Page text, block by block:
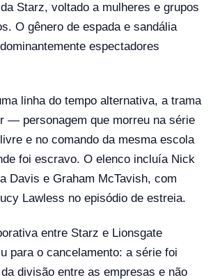
Starz, voltado a mulheres e grupos
O gênero de espada e sandália
espectadores
linha do tempo alternativa, a trama
— personagem que morreu na série
e no comando da mesma escola
foi escravo. O elenco incluía Nick
Davis e Graham McTavish, com
Lawless no episódio de estreia.
entre Starz e Lionsgate
para o cancelamento: a série foi
divisão entre as empresas e não